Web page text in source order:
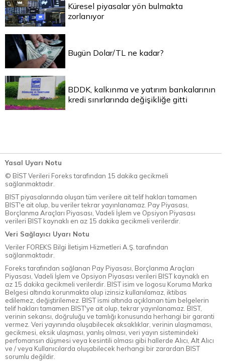
Küresel piyasalar yön bulmakta
zorlanıyor
Bugün Dolar/TL ne kadar?
BDDK, kalkınma ve yatırım bankalarının
kredi sınırlarında değişikliğe gitti
Yasal Uyarı Notu
© BİST Verileri Foreks tarafından 15 dakika gecikmeli
sağlanmaktadır.
BIST piyasalarında oluşan tüm verilere ait telif hakları tamamen
BIST'e ait olup, bu veriler tekrar yayınlanamaz. Pay Piyasası,
Borçlanma Araçları Piyasası, Vadeli İşlem ve Opsiyon Piyasası
verileri BIST kaynaklı en az 15 dakika gecikmeli verilerdir.
Veri Sağlayıcı Uyarı Notu
Veriler FOREKS Bilgi İletişim Hizmetleri A.Ş. tarafından
sağlanmaktadır.
Foreks tarafından sağlanan Pay Piyasası, Borçlanma Araçları
Piyasası, Vadeli İşlem ve Opsiyon Piyasası verileri BIST kaynaklı en
az 15 dakika gecikmeli verilerdir. BIST isim ve logosu Koruma Marka
Belgesi altında korunmakta olup izinsiz kullanılamaz, iktibas
edilemez, değiştirilemez. BIST ismi altında açıklanan tüm belgelerin
telif hakları tamamen BIST'ye ait olup, tekrar yayınlanamaz. BIST,
verinin sekansı, doğruluğu ve tamlığı konusunda herhangi bir garanti
vermez. Veri yayınında oluşabilecek aksaklıklar, verinin ulaşmaması,
gecikmesi, eksik ulaşması, yanlış olması, veri yayın sistemindeki
perfomansın düşmesi veya kesintili olması gibi hallerde Alıcı, Alt Alıcı
ve / veya Kullanıcılarda oluşabilecek herhangi bir zarardan BIST
sorumlu değildir.